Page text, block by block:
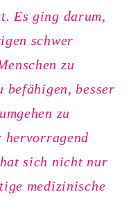
Es ging darum,
schwer
zu
befähigen, besser
zu
hervorragend
sich nicht nur
medizinische